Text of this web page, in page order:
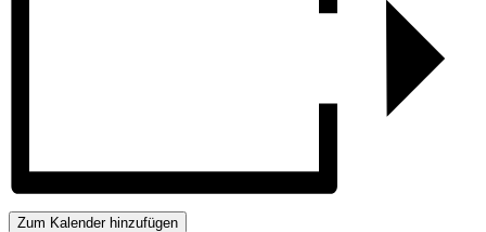
Zum Kalender hinzufügen